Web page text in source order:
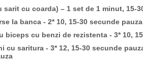
sarit cu coarda) – 1 set de 1 minut, 15-
la banca - 2* 10, 15-30 secunde pauza
biceps cu benzi de rezistenta - 3* 10,
cu saritura - 3* 12, 15-30 secunde